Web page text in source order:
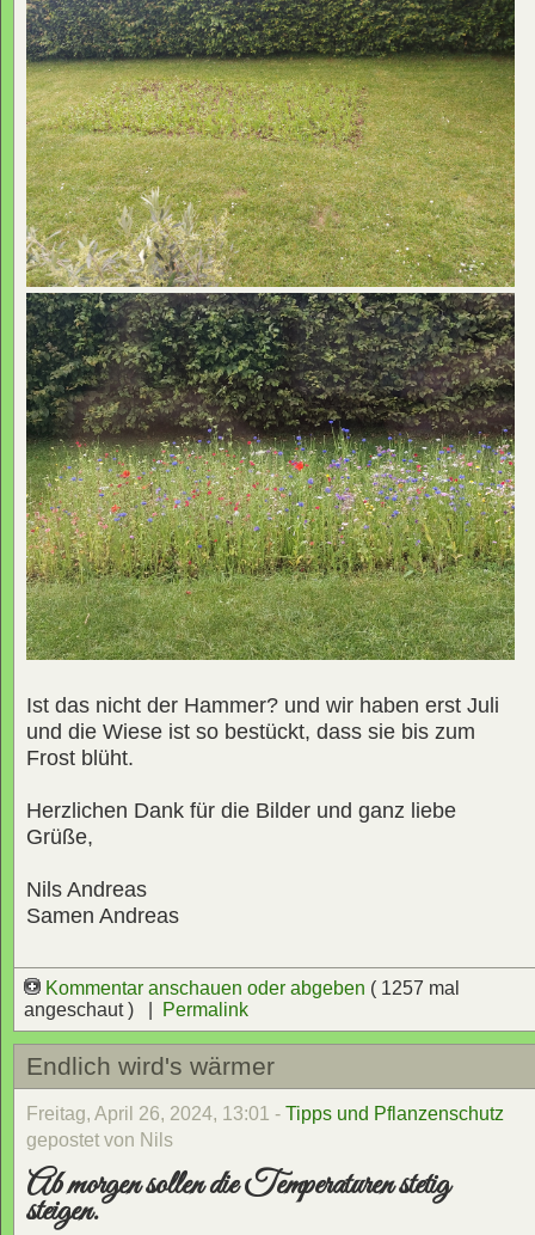
Ist das nicht der Hammer? und wir haben erst Juli
und die Wiese ist so bestückt, dass sie bis zum
Frost blüht.
Herzlichen Dank für die Bilder und ganz liebe
Grüße,
Nils Andreas
Samen Andreas
Kommentar anschauen oder abgeben ( 1257 mal
angeschaut ) |
Permalink
Endlich wird's wärmer
Freitag, April 26, 2024, 13:01 - Tipps und Pflanzenschutz
gepostet von Nils
Ab morgen sollen die Temperaturen stetig
steigen.